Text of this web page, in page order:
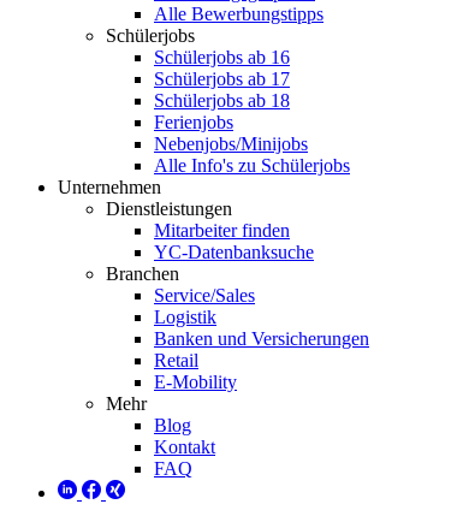
Alle Bewerbungstipps
Schülerjobs
Schülerjobs ab 16
Schülerjobs ab 17
Schülerjobs ab 18
Ferienjobs
Nebenjobs/Minijobs
Alle Info's zu Schülerjobs
Unternehmen
Dienstleistungen
Mitarbeiter finden
YC-Datenbanksuche
Branchen
Service/Sales
Logistik
Banken und Versicherungen
Retail
E-Mobility
Mehr
Blog
Kontakt
FAQ